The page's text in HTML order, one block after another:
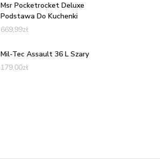
Msr Pocketrocket Deluxe
Podstawa Do Kuchenki
669,99zł
Mil-Tec Assault 36 L Szary
179,00zł